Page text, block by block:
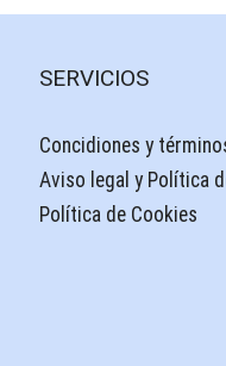
SERVICIOS
Concidiones y
Aviso legal y Política
Política de Cookies